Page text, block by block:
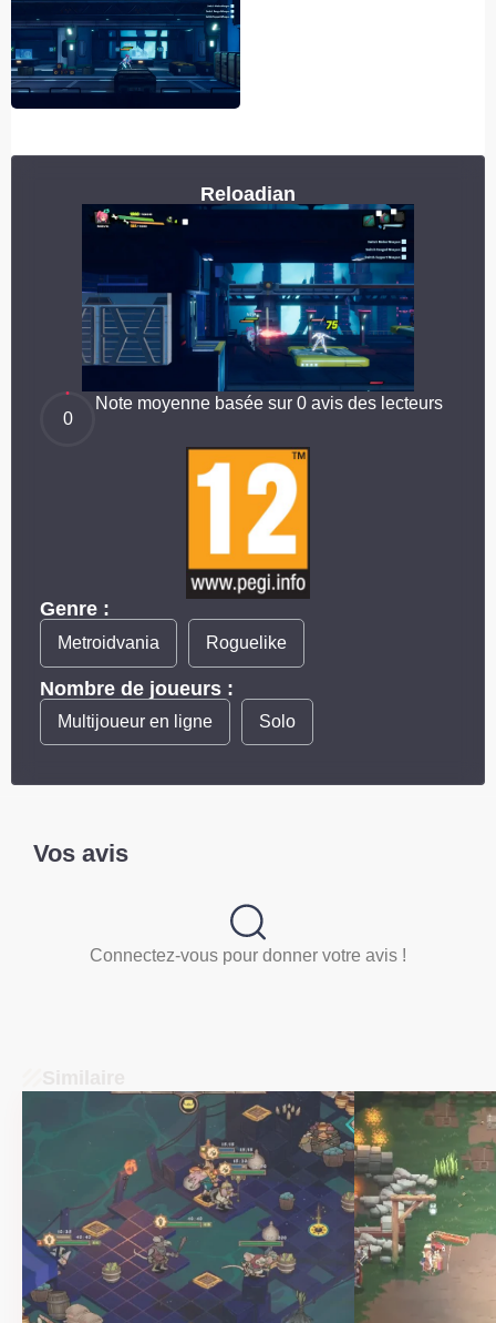
Reloadian
0
Note moyenne basée sur 0 avis des lecteurs
Genre :
Metroidvania Roguelike
Nombre de joueurs :
Multijoueur en ligne Solo
Vos avis
Connectez-vous pour donner votre avis !